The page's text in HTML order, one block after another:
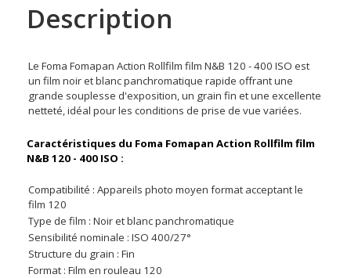
Description
Le Foma Fomapan Action Rollfilm film N&B 120 - 400 ISO est
un film noir et blanc panchromatique rapide offrant une
grande souplesse d'exposition, un grain fin et une excellente
netteté, idéal pour les conditions de prise de vue variées.
Caractéristiques du Foma Fomapan Action Rollfilm film
N&B 120 - 400 ISO :
Compatibilité : Appareils photo moyen format acceptant le
film 120
Type de film : Noir et blanc panchromatique
Sensibilité nominale : ISO 400/27°
Structure du grain : Fin
Format : Film en rouleau 120